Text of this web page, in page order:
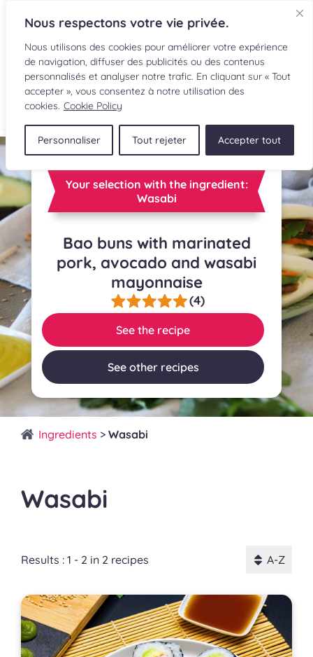
Nous respectons votre vie privée.
Nous utilisons des cookies pour améliorer votre expérience
de navigation, diffuser des publicités ou des contenus
personnalisés et analyser notre trafic. En cliquant sur « Tout
accepter », vous consentez à notre utilisation des
cookies. Cookie Policy
Personnaliser Tout rejeter Accepter tout
RECIPES
INGREDIENTS
CULINARY READINGS
SUBMIT A RECIPE
SHOP
Your selection with the ingredient:
Wasabi
Bao buns with marinated
pork, avocado and wasabi
mayonnaise
(4)
See the recipe
See other recipes
Ingredients > Wasabi
Wasabi
Results : 1 - 2 in 2 recipes A-Z